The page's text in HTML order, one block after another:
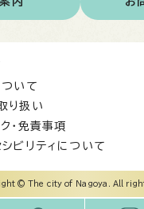
ついて
り扱い
・免責事項
シビリティについて
© The city of Nagoya. All